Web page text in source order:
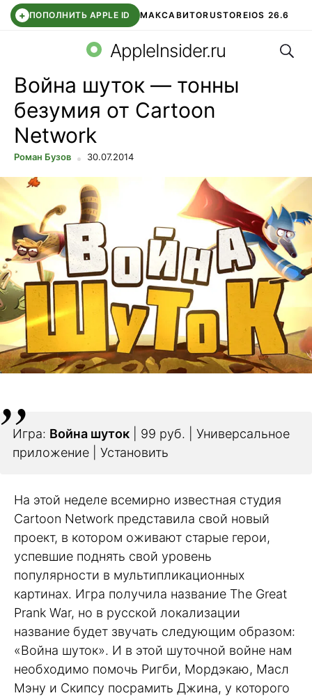
+ ПОПОЛНИТЬ APPLE ID МАКСАВИТОRUSTOREIOS 26.6
СБЕР КИДС ВТБ ОНЛАЙН ЧАТ В ROBLOX
AppleInsider.ru
Война шуток — тонны
безумия от Cartoon
Network
Роман Бузов 30.07.2014
Игра: Война шуток | 99 руб. | Универсальное
приложение | Установить
На этой неделе всемирно известная студия
Cartoon Network представила свой новый
проект, в котором оживают старые герои,
успевшие поднять свой уровень
популярности в мультипликационных
картинах. Игра получила название The Great
Prank War, но в русской локализации
название будет звучать следующим образом:
«Война шуток». И в этой шуточной войне нам
необходимо помочь Ригби, Мордэкаю, Масл
Мэну и Скипсу посрамить Джина, у которого